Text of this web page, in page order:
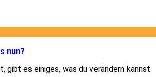
nun?
gibt es einiges, was du verändern kannst.